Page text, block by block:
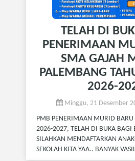
TELAH DI
PENERIMAAN
SMA GAJAH
PALEMBANG
2026-
Minggu, 21 Desember
PMB PENERIMAAN MURID BARU
2026-2027, TELAH DI BUKA BAGI
SILAHKAN MENDAFTARKAN
SEKOLAH KITA YAA.. BANYAK